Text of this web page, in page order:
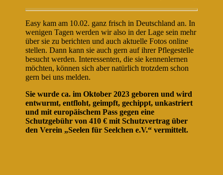
Easy kam am 10.02. ganz frisch in Deutschland an. In
wenigen Tagen werden wir also in der Lage sein mehr
über sie zu berichten und auch aktuelle Fotos online
stellen. Dann kann sie auch gern auf ihrer Pflegestelle
besucht werden. Interessenten, die sie kennenlernen
möchten, können sich aber natürlich trotzdem schon
gern bei uns melden.
Sie wurde ca. im Oktober 2023 geboren und wird
entwurmt, entfloht, geimpft, gechippt, unkastriert
und mit europäischem Pass gegen eine
Schutzgebühr von 410 € mit Schutzvertrag über
den Verein „Seelen für Seelchen e.V.“ vermittelt.